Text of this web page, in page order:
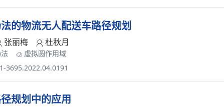
的物流无人配送车路径规划
张丽梅 杜秋月
虚拟圆作用域
3695.2022.04.0191
规划中的应用